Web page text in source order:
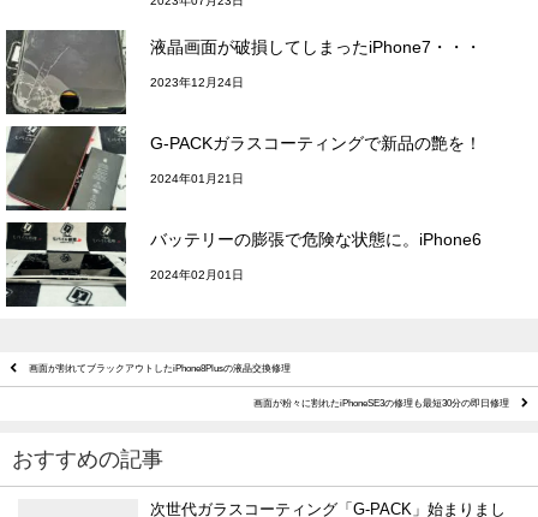
液晶画面が破損してしまったiPhone7・・・
2023年12月24日
G-PACKガラスコーティングで新品の艶を！
2024年01月21日
バッテリーの膨張で危険な状態に。iPhone6
2024年02月01日
画面が割れてブラックアウトしたiPhone8Plusの液晶交換修理
画面が粉々に割れたiPhoneSE3の修理も最短30分の即日修理
おすすめの記事
次世代ガラスコーティング「G-PACK」始まりまし